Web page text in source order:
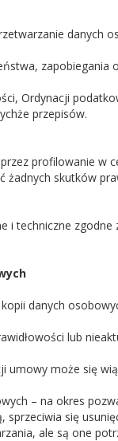
danych
Ordynacji
przepisów.
profilowanie w
skutków
techniczne
danych
lub
umowy może się
– na okres
się
ale są one